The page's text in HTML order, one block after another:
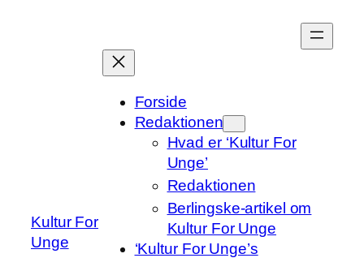
Kultur For
Unge
Forside
Redaktionen
Hvad er ‘Kultur For
Unge’
Redaktionen
Berlingske-artikel om
Kultur For Unge
‘Kultur For Unge’s